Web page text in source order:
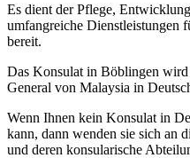
Es dient der Pflege,
umfangreiche Dienstleistungen
bereit.
Das Konsulat in Böblingen
General von Malaysia in
Wenn Ihnen kein Konsulat in
kann, dann wenden sie sich an
und deren konsularische